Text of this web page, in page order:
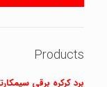
Products